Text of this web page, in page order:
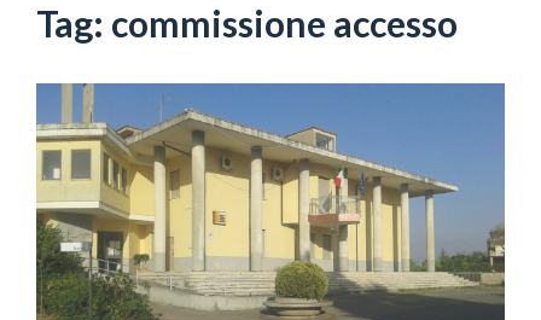
Tag: commissione accesso